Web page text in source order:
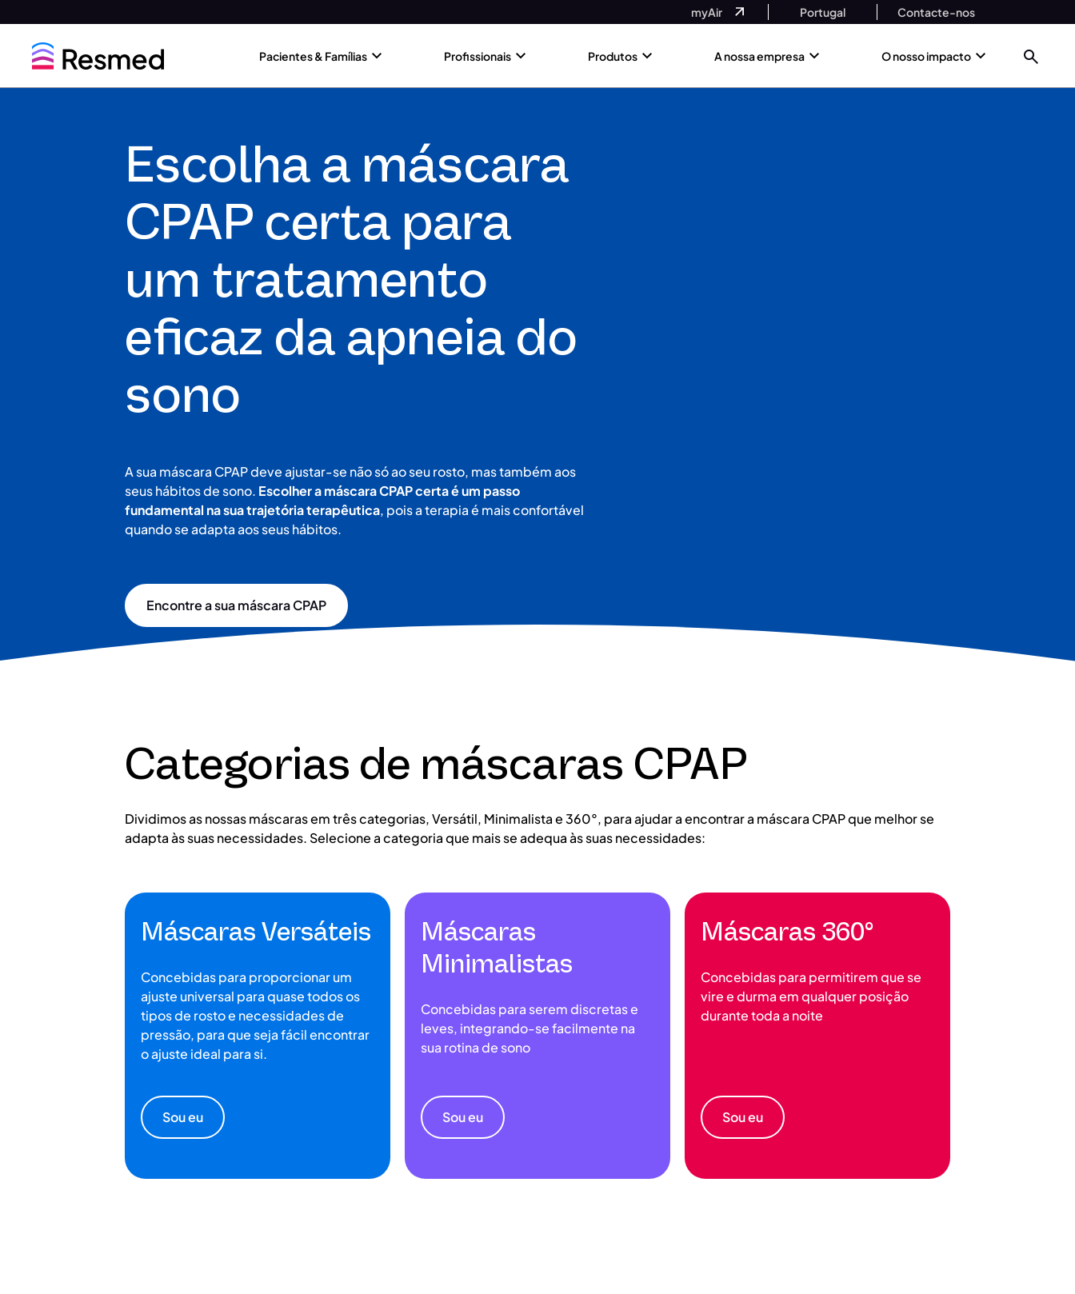
to
menu
to
content
myAir Portugal Contacte-nos
Pacientes & Famílias Profissionais Produtos A nossa empresa O nosso impacto
Escolha a máscara
CPAP certa para
um tratamento
eficaz da apneia do
sono
A sua máscara CPAP deve ajustar-se não só ao seu rosto, mas também aos
seus hábitos de sono. Escolher a máscara CPAP certa é um passo
fundamental na sua trajetória terapêutica, pois a terapia é mais confortável
quando se adapta aos seus hábitos.
Encontre a sua máscara CPAP
Categorias de máscaras CPAP
Dividimos as nossas máscaras em três categorias, Versátil, Minimalista e 360°, para ajudar a encontrar a máscara CPAP que melhor se
adapta às suas necessidades. Selecione a categoria que mais se adequa às suas necessidades:
Máscaras Versáteis
Concebidas para proporcionar um
ajuste universal para quase todos os
tipos de rosto e necessidades de
pressão, para que seja fácil encontrar
o ajuste ideal para si.
Sou eu
Máscaras
Minimalistas
Concebidas para serem discretas e
leves, integrando-se facilmente na
sua rotina de sono
Sou eu
Máscaras 360°
Concebidas para permitirem que se
vire e durma em qualquer posição
durante toda a noite
Sou eu